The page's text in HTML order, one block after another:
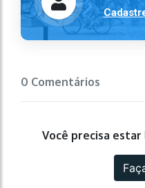
0 Comentários
Você precisa